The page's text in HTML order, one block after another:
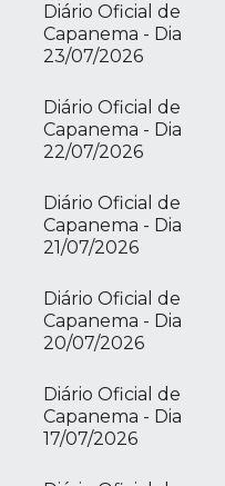
Diário Oficial de
Capanema - Dia
23/07/2026
Diário Oficial de
Capanema - Dia
22/07/2026
Diário Oficial de
Capanema - Dia
21/07/2026
Diário Oficial de
Capanema - Dia
20/07/2026
Diário Oficial de
Capanema - Dia
17/07/2026